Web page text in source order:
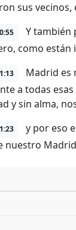
sus
Y también
como
Madrid es
a todas
y sin alma,
y por eso
nuestro